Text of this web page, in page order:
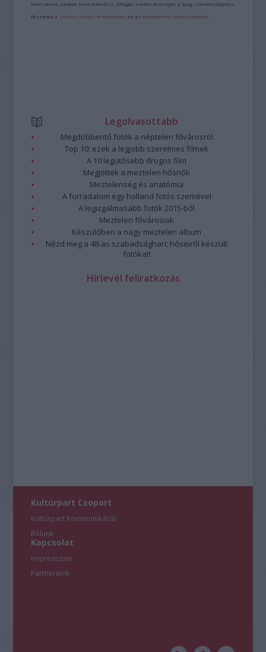
nem vállal, azokat nem ellenőrzi. Kifogás esetén forduljon a blog szerkesztőjéhez.
Részletek a Felhasználási feltételekben és azadatvédelmi tájékoztatóban
Legolvasottabb
Megdöbbentő fotók a néptelen fővárosról
Top 10: ezek a legjobb szerelmes filmek
A 10 legütősebb drogos film
Megjöttek a meztelen hősnők
Meztelenség és anatómia
A forradalom egy holland fotós szemével
A legizgalmasabb fotók 2015-ből
Meztelen fővárosiak
Készülőben a nagy meztelen album
Nézd meg a 48-as szabadságharc hőseiről készült
fotókat!
Hírlevél feliratkozás
Kultúrpart Csoport
Kultúrpart Kommunikáció
Rólunk
Kapcsolat
Impresszum
Partnereink